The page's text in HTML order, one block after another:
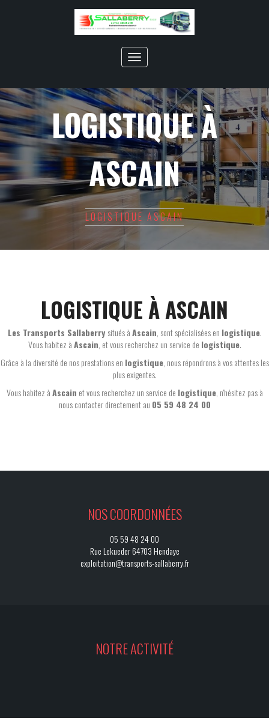
Toggle
navigation
LOGISTIQUE À
ASCAIN
LOGISTIQUE ASCAIN
LOGISTIQUE À ASCAIN
Les Transports Sallaberry situés àAscain , sont spécialisées en logistique.
Vous habitez àAscain , et vous recherchez un service de logistique.
Grâce à la diversité de nos prestations en logistique, nous répondrons à vos attentes les
plus exigentes.
Vous habitez àAscain et vous recherchez un service de logistique, n'hésitez pas à
nous contacter directement au 05 59 48 24 00
NOS COORDONNÉES
05 59 48 24 00
Rue Lekueder 64703 Hendaye
exploitation@transports-sallaberry.fr
NOTRE ACTIVITÉ